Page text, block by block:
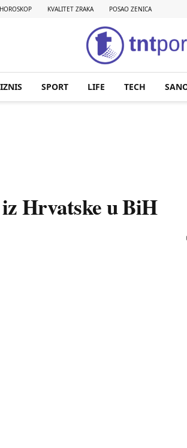
HOROSKOP KVALITET ZRAKA POSAO ZENICA
SPORT LIFE TECH
Hrvatske u BiH